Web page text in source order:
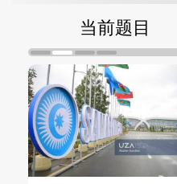
当前题目